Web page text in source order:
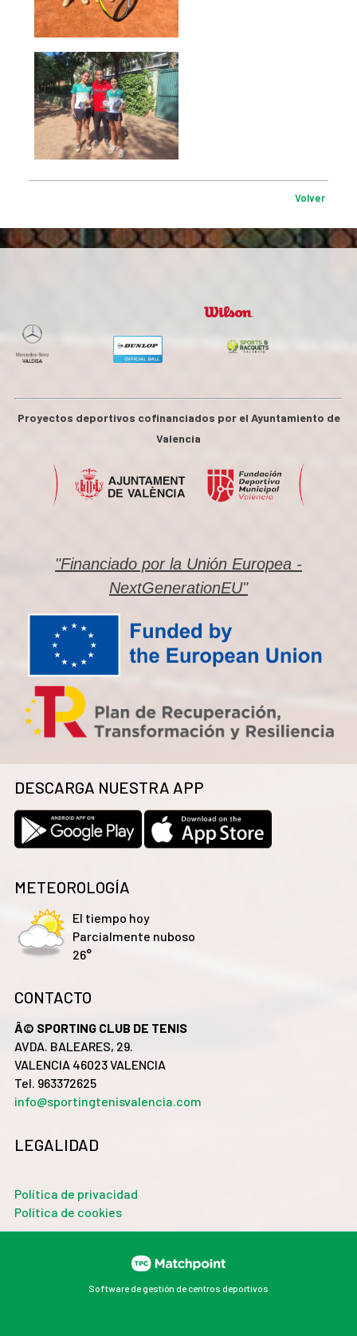
Volver
Proyectos deportivos cofinanciados por el Ayuntamiento de
Valencia
"Financiado por la Unión Europea -
NextGenerationEU"
DESCARGA NUESTRA APP
METEOROLOGÍA
El tiempo hoy
Parcialmente nuboso
26°
CONTACTO
Â© SPORTING CLUB DE TENIS
AVDA. BALEARES, 29.
VALENCIA 46023 VALENCIA
Tel. 963372625
info@sportingtenisvalencia.com
LEGALIDAD
Política de privacidad
Política de cookies
Software de gestión de centros deportivos